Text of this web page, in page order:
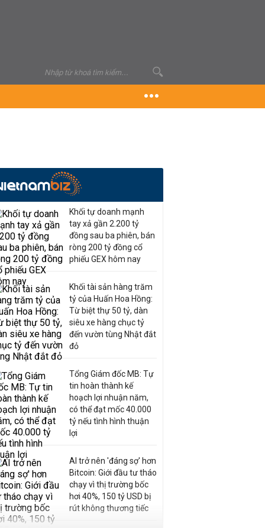
Khối tự doanh mạnh
tay xả gần 2.200 tỷ
đồng sau ba phiên, bán
ròng 200 tỷ đồng cổ
phiếu GEX hôm nay
Khối tài sản hàng trăm
tỷ của Huấn Hoa Hồng:
Từ biệt thự 50 tỷ, dàn
siêu xe hàng chục tỷ
đến vườn tùng Nhật đắt
đỏ
Tổng Giám đốc MB: Tự
tin hoàn thành kế
hoạch lợi nhuận năm,
có thể đạt mốc 40.000
tỷ nếu tình hình thuận
lợi
AI trở nên 'đáng sợ' hơn
Bitcoin: Giới đầu tư tháo
chạy vì thị trường bốc
hơi 40%, 150 tỷ USD bị
rút không thương tiếc